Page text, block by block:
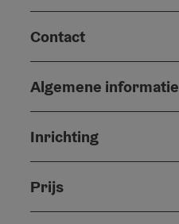
Contact
Algemene informatie
Inrichting
Prijs